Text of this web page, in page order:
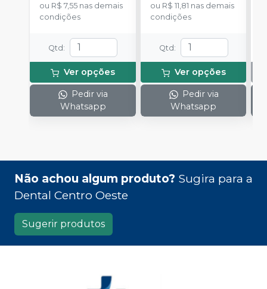
ou R$ 7,55 nas demais
condições
Qtd :
Ver opções
Pedir via
Whatsapp
ou R$ 11,81 nas demais
condições
Qtd :
Ver opções
Pedir via
Whatsapp
Não achou algum produto? Sugira para a
Dental Centro Oeste
Sugerir produtos